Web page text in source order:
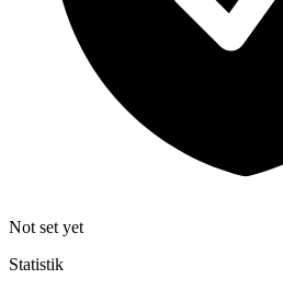
Not set yet
Statistik